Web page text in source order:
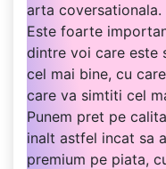
arta coversationala.
Este foarte
dintre voi care este
cel mai bine, cu
care va simtiti cel
Punem pret pe
inalt astfel incat sa
premium pe piata,